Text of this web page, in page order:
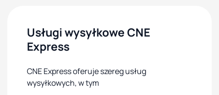
Usługi wysyłkowe CNE
Express
CNE Express oferuje szereg usług
wysyłkowych, w tym